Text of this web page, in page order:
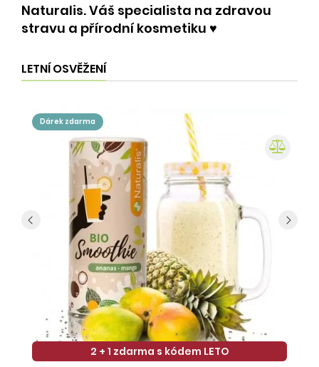
Naturalis. Váš specialista na zdravou
stravu a přírodní kosmetiku ♥️
LETNÍ OSVĚŽENÍ
dárek zdarma
2 + 1 zdarma s kódem LETO